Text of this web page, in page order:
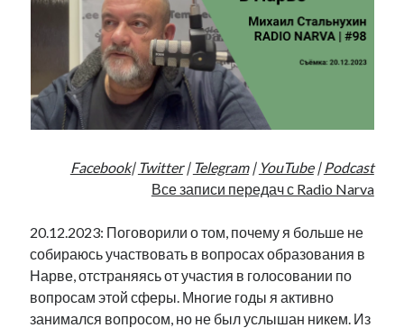
Экономика
Эстония и Россия
Метки
radio narva takinada андрус ансип
выборы высказывание
евросоюз
интервью история кабинетные истории
катри райк кая каллас книга маська нарва
нацменьшинства образование обучение эстонскому
Facebook| Twitter| Telegram| YouTube| Podcast
Все записи передач с Radio Narva
20.12.2023: Поговорили о том, почему я больше не
собираюсь участвовать в вопросах образования в
Нарве, отстраняясь от участия в голосовании по
вопросам этой сферы. Многие годы я активно
занимался вопросом, но не был услышан никем. Из